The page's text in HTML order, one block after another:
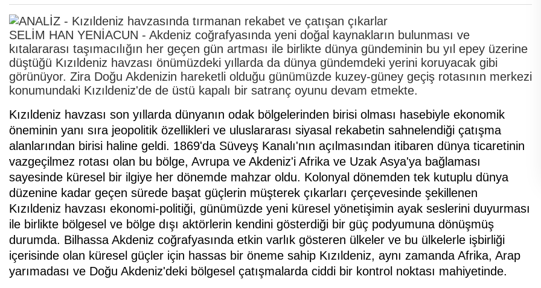
SELİM HAN YENİACUN - Akdeniz coğrafyasında yeni doğal kaynakların bulunması ve
kıtalararası taşımacılığın her geçen gün artması ile birlikte dünya gündeminin bu yıl epey üzerine
düştüğü Kızıldeniz havzası önümüzdeki yıllarda da dünya gündemdeki yerini koruyacak gibi
görünüyor. Zira Doğu Akdenizin hareketli olduğu günümüzde kuzey-güney geçiş rotasının merkezi
konumundaki Kızıldeniz'de de üstü kapalı bir satranç oyunu devam etmekte.
Kızıldeniz havzası son yıllarda dünyanın odak bölgelerinden birisi olması hasebiyle ekonomik
öneminin yanı sıra jeopolitik özellikleri ve uluslararası siyasal rekabetin sahnelendiği çatışma
alanlarından birisi haline geldi. 1869'da Süveyş Kanalı'nın açılmasından itibaren dünya ticaretinin
vazgeçilmez rotası olan bu bölge, Avrupa ve Akdeniz'i Afrika ve Uzak Asya'ya bağlaması
sayesinde küresel bir ilgiye her dönemde mahzar oldu. Kolonyal dönemden tek kutuplu dünya
düzenine kadar geçen sürede başat güçlerin müşterek çıkarları çerçevesinde şekillenen
Kızıldeniz havzası ekonomi-politiği, günümüzde yeni küresel yönetişimin ayak seslerini duyurması
ile birlikte bölgesel ve bölge dışı aktörlerin kendini gösterdiği bir güç podyumuna dönüşmüş
durumda. Bilhassa Akdeniz coğrafyasında etkin varlık gösteren ülkeler ve bu ülkelerle işbirliği
içerisinde olan küresel güçler için hassas bir öneme sahip Kızıldeniz, aynı zamanda Afrika, Arap
yarımadası ve Doğu Akdeniz'deki bölgesel çatışmalarda ciddi bir kontrol noktası mahiyetinde.